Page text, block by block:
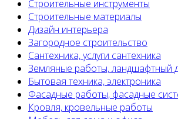
Строительные инструменты
Строительные материалы
Дизайн интерьера
Загородное строительство
Сантехника, услуги сантехника
Земляные работы, ландшафтный
Бытовая техника, электроника
Фасадные работы, фасадные
Кровля, кровельные работы